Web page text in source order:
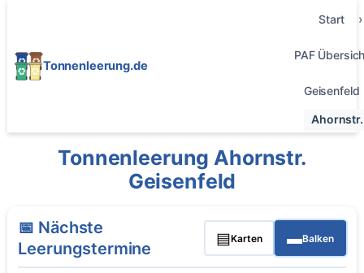
Tonnenleerung.de
Start
PAF
Geisenfeld
Ahornstr.
Tonnenleerung Ahornstr.
Geisenfeld
📅 Nächste
Leerungstermine
▤Karten ▬Balken